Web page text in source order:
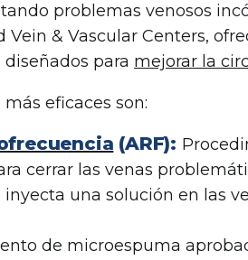
problemas venosos
Vein & Vascular Centers,
para mejorar la
eficaces son:
(ARF):
cerrar las venas
inyecta una solución en las
de microespuma